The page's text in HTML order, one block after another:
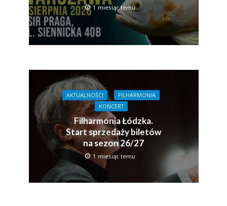
1 miesiąc temu
AKTUALNOŚCI
FILHARMONIA
KONCERT
Filharmonia Łódzka.
Start sprzedaży biletów
na sezon 26/27
1 miesiąc temu